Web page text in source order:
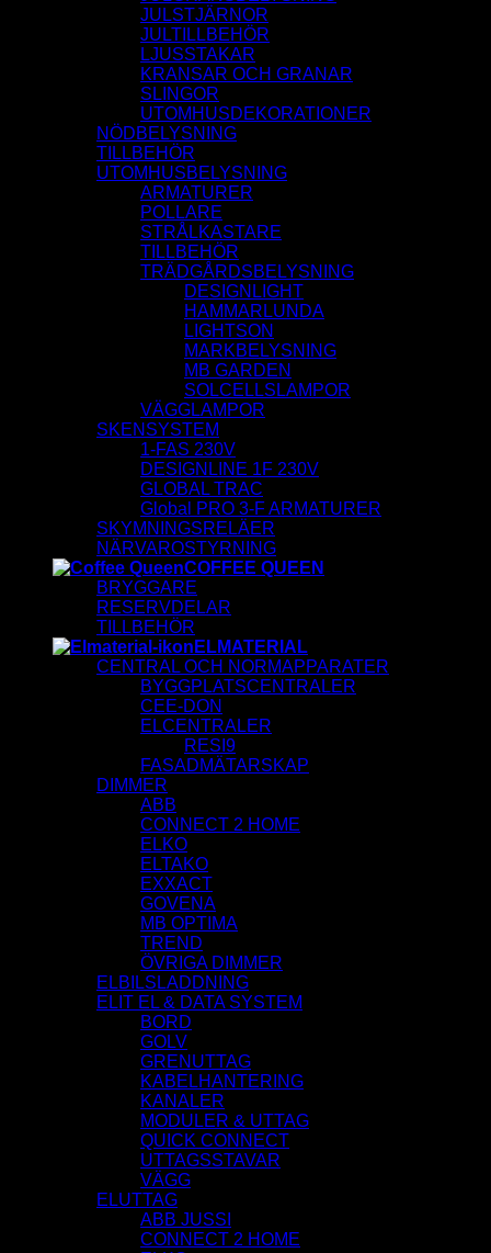
JULSTJÄRNOR
JULTILLBEHÖR
LJUSSTAKAR
KRANSAR OCH GRANAR
SLINGOR
UTOMHUSDEKORATIONER
NÖDBELYSNING
TILLBEHÖR
UTOMHUSBELYSNING
ARMATURER
POLLARE
STRÅLKASTARE
TILLBEHÖR
TRÄDGÅRDSBELYSNING
DESIGNLIGHT
HAMMARLUNDA
LIGHTSON
MARKBELYSNING
MB GARDEN
SOLCELLSLAMPOR
VÄGGLAMPOR
SKENSYSTEM
1-FAS 230V
DESIGNLINE 1F 230V
GLOBAL TRAC
Global PRO 3-F ARMATURER
SKYMNINGSRELÄER
NÄRVAROSTYRNING
COFFEE QUEEN
BRYGGARE
RESERVDELAR
TILLBEHÖR
ELMATERIAL
CENTRAL OCH NORMAPPARATER
BYGGPLATSCENTRALER
CEE-DON
ELCENTRALER
RESI9
FASADMÄTARSKAP
DIMMER
ABB
CONNECT 2 HOME
ELKO
ELTAKO
EXXACT
GOVENA
MB OPTIMA
TREND
ÖVRIGA DIMMER
ELBILSLADDNING
ELIT EL & DATA SYSTEM
BORD
GOLV
GRENUTTAG
KABELHANTERING
KANALER
MODULER & UTTAG
QUICK CONNECT
UTTAGSSTAVAR
VÄGG
ELUTTAG
ABB JUSSI
CONNECT 2 HOME